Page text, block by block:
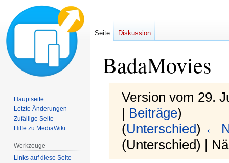
BadaMovies
Version vom 29.
| Beiträge)
(Unterschied) ←
(Unterschied) |
Seite Diskussion
Hauptseite
Letzte Änderungen
Zufällige Seite
Hilfe zu MediaWiki
Werkzeuge
Links auf diese Seite